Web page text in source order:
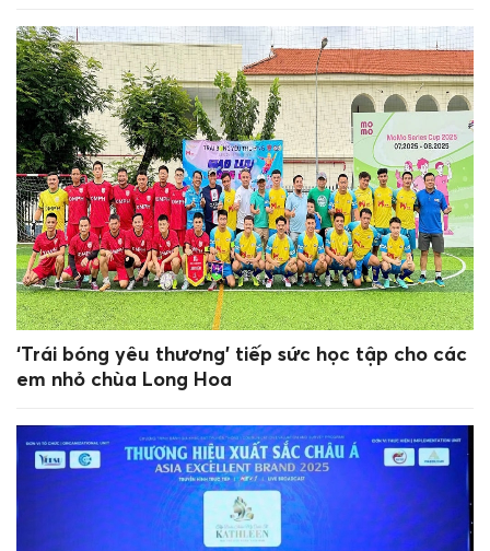
‘Trái bóng yêu thương’ tiếp sức học tập cho các
em nhỏ chùa Long Hoa